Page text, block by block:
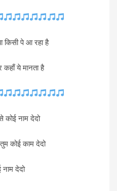
किसी पे आ रहा है
कहाँ ये मानता है
नाम देदो
कोई काम देदो
नाम देदो